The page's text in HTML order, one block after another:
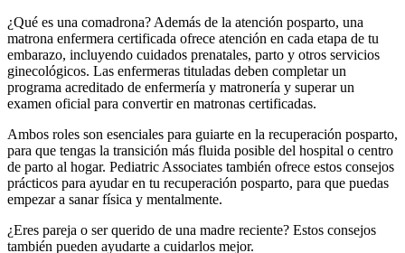
¿Qué es una comadrona? Además de la atención posparto, una
matrona enfermera certificada ofrece atención en cada etapa de tu
embarazo, incluyendo cuidados prenatales, parto y otros servicios
ginecológicos. Las enfermeras tituladas deben completar un
programa acreditado de enfermería y matronería y superar un
examen oficial para convertir en matronas certificadas.
Ambos roles son esenciales para guiarte en la recuperación posparto,
para que tengas la transición más fluida posible del hospital o centro
de parto al hogar. Pediatric Associates también ofrece estos consejos
prácticos para ayudar en tu recuperación posparto, para que puedas
empezar a sanar física y mentalmente.
¿Eres pareja o ser querido de una madre reciente? Estos consejos
también pueden ayudarte a cuidarlos mejor.